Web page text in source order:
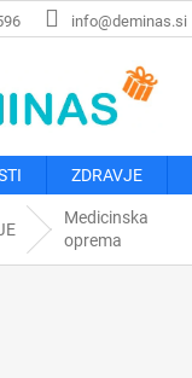
info@deminas.si
ZDRAVJE
Medicinska
oprema